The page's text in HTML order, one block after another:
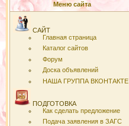
Меню сайта
САЙТ
Главная страница
Каталог сайтов
Форум
Доска объявлений
НАША ГРУППА ВКОНТАКТЕ
ПОДГОТОВКА
Как сделать предложение
Подача заявления в ЗАГС